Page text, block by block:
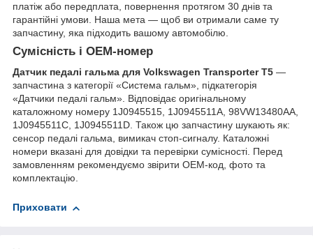
платіж або передплата, повернення протягом 30 днів та
гарантійні умови. Наша мета — щоб ви отримали саме ту
запчастину, яка підходить вашому автомобілю.
Сумісність і OEM-номер
Датчик педалі гальма для Volkswagen Transporter T5 —
запчастина з категорії «Система гальм», підкатегорія
«Датчики педалі гальм». Відповідає оригінальному
каталожному номеру 1J0945515, 1J0945511A, 98VW13480AA,
1J0945511C, 1J0945511D. Також цю запчастину шукають як:
сенсор педалі гальма, вимикач стоп-сигналу. Каталожні
номери вказані для довідки та перевірки сумісності. Перед
замовленням рекомендуємо звірити OEM-код, фото та
комплектацію.
Приховати